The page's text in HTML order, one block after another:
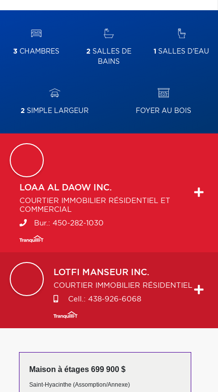
3 CHAMBRES 2 SALLES DE
BAINS
1 SALLES D'EAU
2 SIMPLE LARGEUR FOYER AU BOIS
LOAA AL DAOW INC.
COURTIER IMMOBILIER RÉSIDENTIEL ET
COMMERCIAL
Bur.: 450-282-1030
LOTFI MANSEUR INC.
COURTIER IMMOBILIER RÉSIDENTIEL
Cell.: 438-926-6068
Maison à étages 699 900 $
Saint-Hyacinthe (Assomption/Annexe)